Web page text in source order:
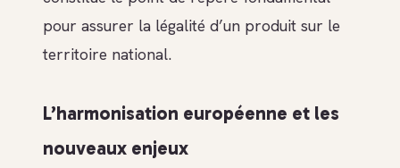
pour assurer la légalité d’un produit sur le
territoire national.
L’harmonisation européenne et les
nouveaux enjeux